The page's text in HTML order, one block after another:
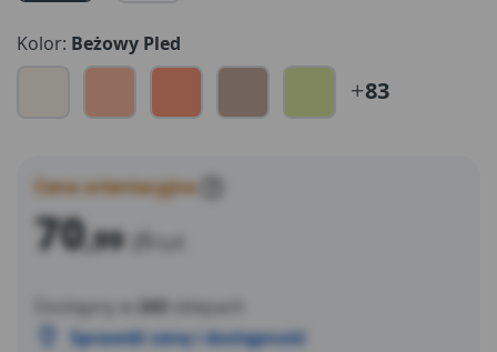
Kolor: Beżowy Pled
83
Cena orientacyjna
70,99 zł
Dostępny w 243
sklepach
Sprawdź cenę i dostępność